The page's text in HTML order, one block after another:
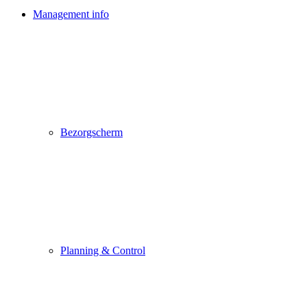
Management info
Bezorgscherm
Planning & Control